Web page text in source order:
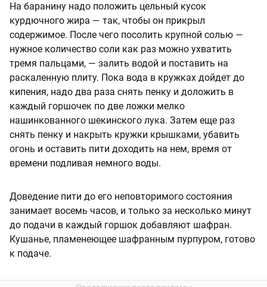
На баранину надо положить цельный кусок
курдючного жира — так, чтобы он прикрыл
содержимое. После чего посолить крупной солью —
нужное количество соли как раз можно ухватить
тремя пальцами, — залить водой и поставить на
раскаленную плиту. Пока вода в кружках дойдет до
кипения, надо два раза снять пенку и доложить в
каждый горшочек по две ложки мелко
нашинкованного шекинского лука. Затем еще раз
снять пенку и накрыть кружки крышками, убавить
огонь и оставить пити доходить на нем, время от
времени подливая немного воды.
Доведение пити до его неповторимого состояния
занимает восемь часов, и только за несколько минут
до подачи в каждый горшок добавляют шафран.
Кушанье, пламенеющее шафранным пурпуром, готово
к подаче.